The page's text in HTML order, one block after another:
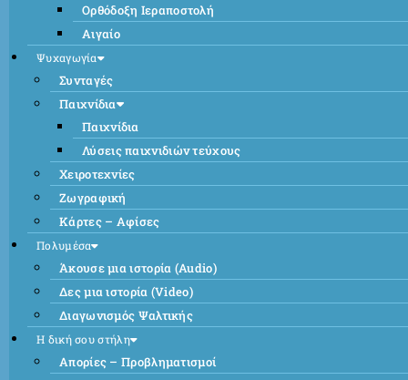
Ορθόδοξη Ιεραποστολή
Αιγαίο
Ψυχαγωγία
Συνταγές
Παιχνίδια
Παιχνίδια
Λύσεις παιχνιδιών τεύχους
Χειροτεχνίες
Ζωγραφική
Κάρτες – Αφίσες
Πολυμέσα
Άκουσε μια ιστορία (Audio)
Δες μια ιστορία (Video)
Διαγωνισμός Ψαλτικής
Η δική σου στήλη
Απορίες – Προβληματισμοί